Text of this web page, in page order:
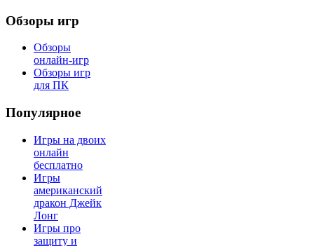
Обзоры игр
Обзоры
онлайн-игр
Обзоры игр
для ПК
Популярное
Игры на двоих
онлайн
бесплатно
Игры
американский
дракон Джейк
Лонг
Игры про
защиту и